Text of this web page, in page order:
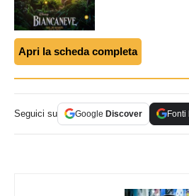
Apri la scheda completa
Seguici su Google Discover Fonti